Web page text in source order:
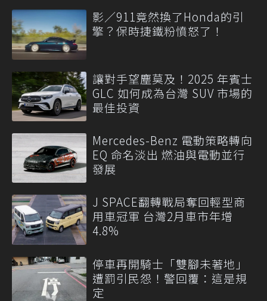
影／911竟然換了Honda的引
擎？保時捷鐵粉憤怒了！
讓對手望塵莫及！2025 年賓士
GLC 如何成為台灣 SUV 市場的
最佳投資
Mercedes-Benz 電動策略轉向
EQ 命名淡出 燃油與電動並行
發展
J SPACE翻轉戰局奪回輕型商
用車冠軍 台灣2月車市年增
4.8%
停車再開騎士「雙腳未著地」
遭罰引民怨！警回覆：這是規
定